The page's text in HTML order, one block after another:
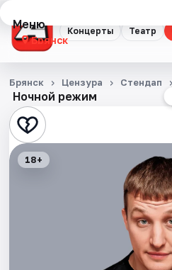
Концерты Театр
Меню
Брянск
Концерты
Театр
Стендап
Ночной режим
Брянск Цензура Стендап
18+